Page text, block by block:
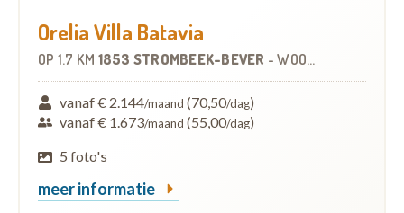
Orelia Villa Batavia
OP 1.7 KM 1853 STROMBEEK-BEVER -WOONZORGCENTRUM (WZC)
vanaf € 2.144/maand (70,50/dag)
vanaf € 1.673/maand (55,00/dag)
5 foto's
meer informatie